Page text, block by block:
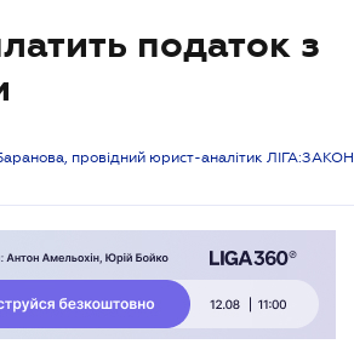
податок з
провідний юрист-аналітик ЛІГА:ЗАКОН